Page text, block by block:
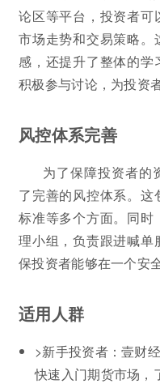
论区等平台，投资者
市场走势和交易策略
感，还提升了整体的
积极参与讨论，为投资
风控体系完善
为了保障投资者的
了完善的风控体系。
标准等多个方面。同时
理小组，负责跟进喊单
保投资者能够在一个安
适用人群
>新手投资者：壹财
快速入门期货市场，